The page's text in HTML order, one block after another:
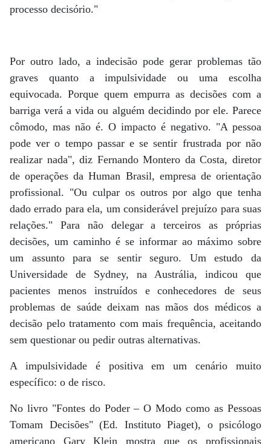
processo decisório."
Por outro lado, a indecisão pode gerar problemas tão
graves quanto a impulsividade ou uma escolha
equivocada. Porque quem empurra as decisões com a
barriga verá a vida ou alguém decidindo por ele. Parece
cômodo, mas não é. O impacto é negativo. "A pessoa
pode ver o tempo passar e se sentir frustrada por não
realizar nada", diz Fernando Montero da Costa, diretor
de operações da Human Brasil, empresa de orientação
profissional. "Ou culpar os outros por algo que tenha
dado errado para ela, um considerável prejuízo para suas
relações." Para não delegar a terceiros as próprias
decisões, um caminho é se informar ao máximo sobre
um assunto para se sentir seguro. Um estudo da
Universidade de Sydney, na Austrália, indicou que
pacientes menos instruídos e conhecedores de seus
problemas de saúde deixam nas mãos dos médicos a
decisão pelo tratamento com mais frequência, aceitando
sem questionar ou pedir outras alternativas.
A impulsividade é positiva em um cenário muito
específico: o de risco.
No livro "Fontes do Poder – O Modo como as Pessoas
Tomam Decisões" (Ed. Instituto Piaget), o psicólogo
americano Gary Klein mostra que os profissionais